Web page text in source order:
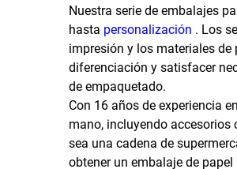
Nuestra serie de embalajes
hasta personalización . Los
impresión y los materiales
diferenciación y satisfacer
de empaquetado.
Con 16 años de experiencia
mano, incluyendo
sea una cadena de
obtener un embalaje de